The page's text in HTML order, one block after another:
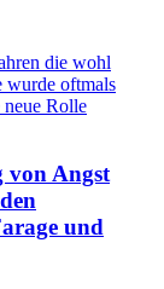
die wohl
wurde oftmals
neue Rolle
von Angst
und